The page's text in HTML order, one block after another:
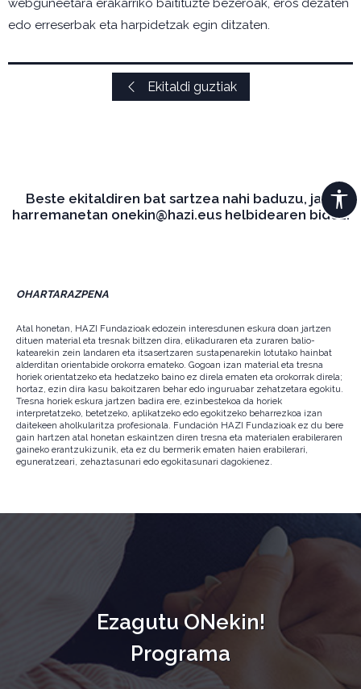
webguneetara erakarriko baitituzte bezeroak, eros dezaten
edo erreserbak eta harpidetzak egin ditzaten.
Ekitaldi guztiak
Beste ekitaldiren bat sartzea nahi baduzu, jarri
harremanetan onekin@hazi.eus helbidearen bidez.
OHARTARAZPENA
Atal honetan, HAZI Fundazioak edozein interesdunen eskura doan jartzen
dituen material eta tresnak biltzen dira, elikaduraren eta zuraren balio-
katearekin zein landaren eta itsasertzaren sustapenarekin lotutako hainbat
alderditan orientabide orokorra emateko. Gogoan izan material eta tresna
horiek orientatzeko eta hedatzeko baino ez direla ematen eta orokorrak direla;
hortaz, ezin dira kasu bakoitzaren behar edo inguruabar zehatzetara egokitu.
Tresna horiek eskura jartzen badira ere, ezinbestekoa da horiek
interpretatzeko, betetzeko, aplikatzeko edo egokitzeko beharrezkoa izan
daitekeen aholkularitza profesionala. Fundación HAZI Fundazioak ez du bere
gain hartzen atal honetan eskaintzen diren tresna eta materialen erabileraren
gaineko erantzukizunik, eta ez du bermerik ematen haien erabilerari,
eguneratzeari, zehaztasunari edo egokitasunari dagokienez.
Ezagutu ONekin!
Programa